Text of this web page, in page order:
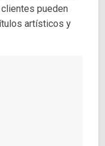
pueden
artísticos y